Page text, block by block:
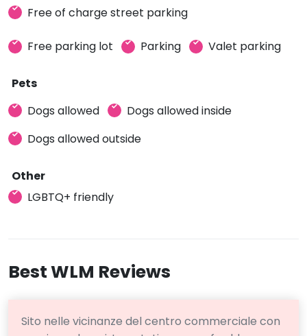
Free of charge street parking
Free parking lot Parking Valet parking
Pets
Dogs allowed
Dogs allowed inside
Dogs allowed outside
Other
LGBTQ+ friendly
Best WLM Reviews
Sito nelle vicinanze del centro commerciale con